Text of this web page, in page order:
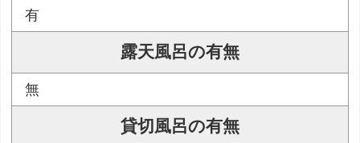
有
露天風呂の有無
無
貸切風呂の有無